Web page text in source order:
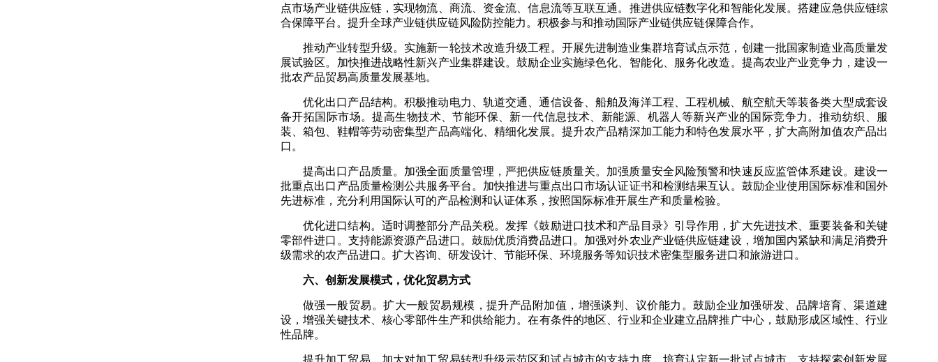
点市场产业链供应链，实现物流、商流、资金流、信息流等互联互通。推进供应链数字化和智能化发展。搭建应急供应链综
合保障平台。提升全球产业链供应链风险防控能力。积极参与和推动国际产业链供应链保障合作。
推动产业转型升级。实施新一轮技术改造升级工程。开展先进制造业集群培育试点示范，创建一批国家制造业高质量发
展试验区。加快推进战略性新兴产业集群建设。鼓励企业实施绿色化、智能化、服务化改造。提高农业产业竞争力，建设一
批农产品贸易高质量发展基地。
优化出口产品结构。积极推动电力、轨道交通、通信设备、船舶及海洋工程、工程机械、航空航天等装备类大型成套设
备开拓国际市场。提高生物技术、节能环保、新一代信息技术、新能源、机器人等新兴产业的国际竞争力。推动纺织、服
装、箱包、鞋帽等劳动密集型产品高端化、精细化发展。提升农产品精深加工能力和特色发展水平，扩大高附加值农产品出
口。
提高出口产品质量。加强全面质量管理，严把供应链质量关。加强质量安全风险预警和快速反应监管体系建设。建设一
批重点出口产品质量检测公共服务平台。加快推进与重点出口市场认证证书和检测结果互认。鼓励企业使用国际标准和国外
先进标准，充分利用国际认可的产品检测和认证体系，按照国际标准开展生产和质量检验。
优化进口结构。适时调整部分产品关税。发挥《鼓励进口技术和产品目录》引导作用，扩大先进技术、重要装备和关键
零部件进口。支持能源资源产品进口。鼓励优质消费品进口。加强对外农业产业链供应链建设，增加国内紧缺和满足消费升
级需求的农产品进口。扩大咨询、研发设计、节能环保、环境服务等知识技术密集型服务进口和旅游进口。
六、创新发展模式，优化贸易方式
做强一般贸易。扩大一般贸易规模，提升产品附加值，增强谈判、议价能力。鼓励企业加强研发、品牌培育、渠道建
设，增强关键技术、核心零部件生产和供给能力。在有条件的地区、行业和企业建立品牌推广中心，鼓励形成区域性、行业
性品牌。
提升加工贸易。加大对加工贸易转型升级示范区和试点城市的支持力度，培育认定新一批试点城市，支持探索创新发展